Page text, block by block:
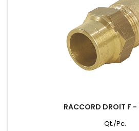
RACCORD DROIT F
Qt./Pc.